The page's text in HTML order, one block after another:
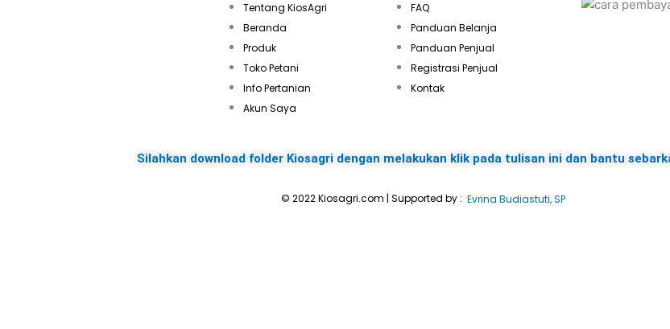
t
a
r
a
Tentang KiosAgri
Beranda
Produk
Toko Petani
Info Pertanian
Akun Saya
FAQ
Panduan Belanja
Panduan Penjual
Registrasi Penjual
Kontak
Silahkan download folder Kiosagri dengan melakukan klik pada tulisan ini dan bantu
© 2022 Kiosagri.com | Supported by : Evrina Budiastuti, SP